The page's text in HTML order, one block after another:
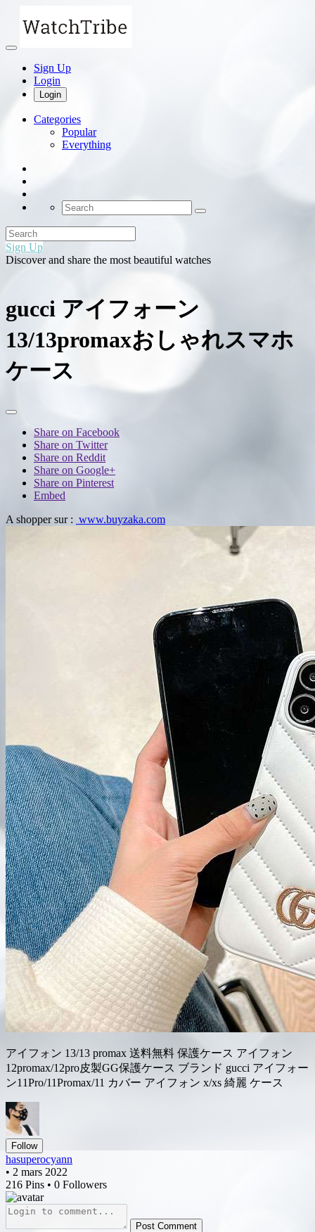
Sign Up
Login
Login
Categories
Popular
Everything
Sign Up
Discover and share the most beautiful watches
gucci アイフォーン
13/13promaxおしゃれスマホ
ケース
Share on Facebook
Share on Twitter
Share on Reddit
Share on Google+
Share on Pinterest
Embed
A shopper sur : www.buyzaka.com
アイフォン 13/13 promax 送料無料 保護ケース アイフォン
12promax/12pro皮製GG保護ケース ブランド gucci アイフォー
ン11Pro/11Promax/11 カバー アイフォン x/xs 綺麗 ケース
Follow
hasuperocyann
• 2 mars 2022
216 Pins • 0 Followers
Post Comment